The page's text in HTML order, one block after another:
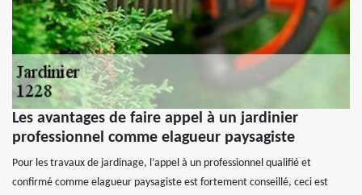
Les avantages de faire appel à un jardinier
professionnel comme elagueur paysagiste
Pour les travaux de jardinage, l’appel à un professionnel qualifié et
confirmé comme elagueur paysagiste est fortement conseillé, ceci est